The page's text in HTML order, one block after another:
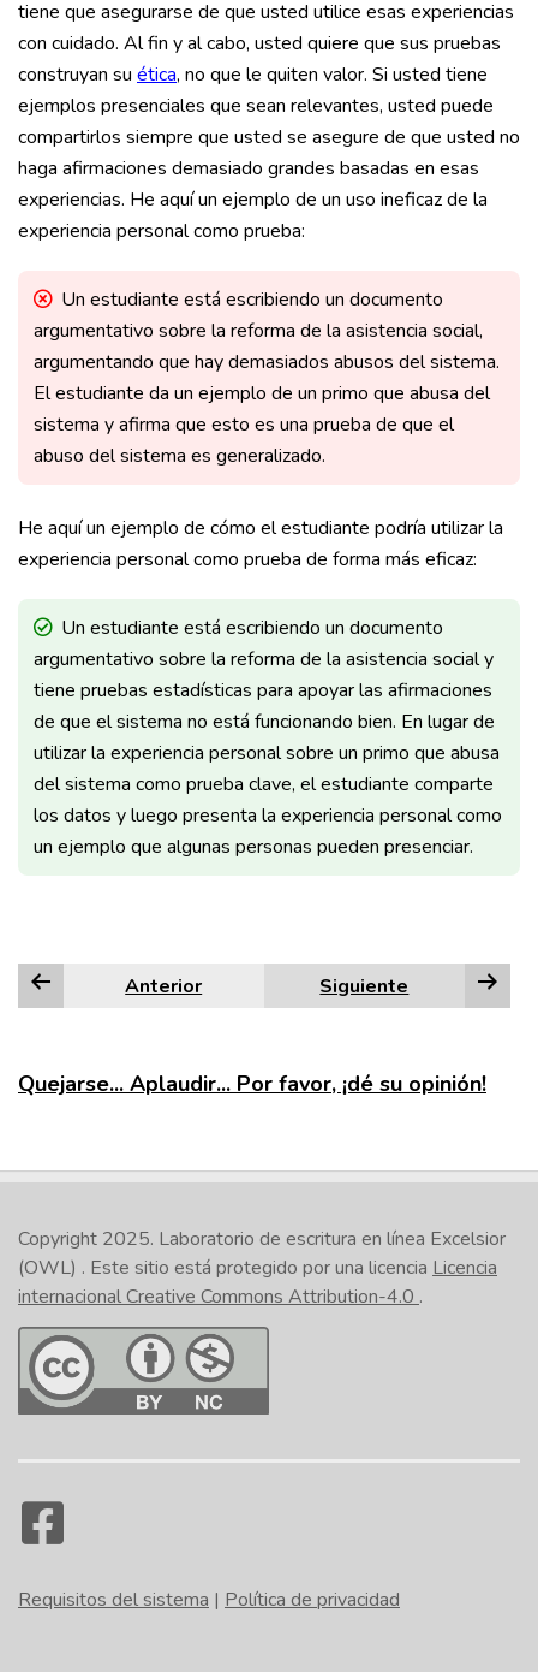
tiene que asegurarse de que usted utilice esas experiencias
con cuidado. Al fin y al cabo, usted quiere que sus pruebas
construyan su ética, no que le quiten valor. Si usted tiene
ejemplos presenciales que sean relevantes, usted puede
compartirlos siempre que usted se asegure de que usted no
haga afirmaciones demasiado grandes basadas en esas
experiencias. He aquí un ejemplo de un uso ineficaz de la
experiencia personal como prueba:
Un estudiante está escribiendo un documento
argumentativo sobre la reforma de la asistencia social,
argumentando que hay demasiados abusos del sistema.
El estudiante da un ejemplo de un primo que abusa del
sistema y afirma que esto es una prueba de que el
abuso del sistema es generalizado.
He aquí un ejemplo de cómo el estudiante podría utilizar la
experiencia personal como prueba de forma más eficaz:
Un estudiante está escribiendo un documento
argumentativo sobre la reforma de la asistencia social y
tiene pruebas estadísticas para apoyar las afirmaciones
de que el sistema no está funcionando bien. En lugar de
utilizar la experiencia personal sobre un primo que abusa
del sistema como prueba clave, el estudiante comparte
los datos y luego presenta la experiencia personal como
un ejemplo que algunas personas pueden presenciar.
Anterior Siguiente
Quejarse... Aplaudir... Por favor, ¡dé su opinión!
Copyright 2025. Laboratorio de escritura en línea Excelsior
(OWL) . Este sitio está protegido por una licencia Licencia
internacional Creative Commons Attribution-4.0 .
Requisitos del sistema | Política de privacidad